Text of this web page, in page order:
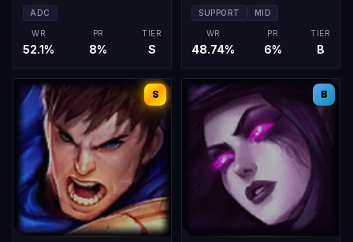
ADC
WR
52.1%
PR
8%
TIER
S
SUPPORT MID
WR
48.74%
PR
6%
TIER
B
S B